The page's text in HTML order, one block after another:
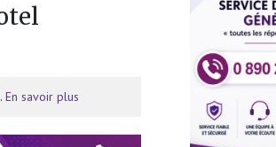
En savoir plus